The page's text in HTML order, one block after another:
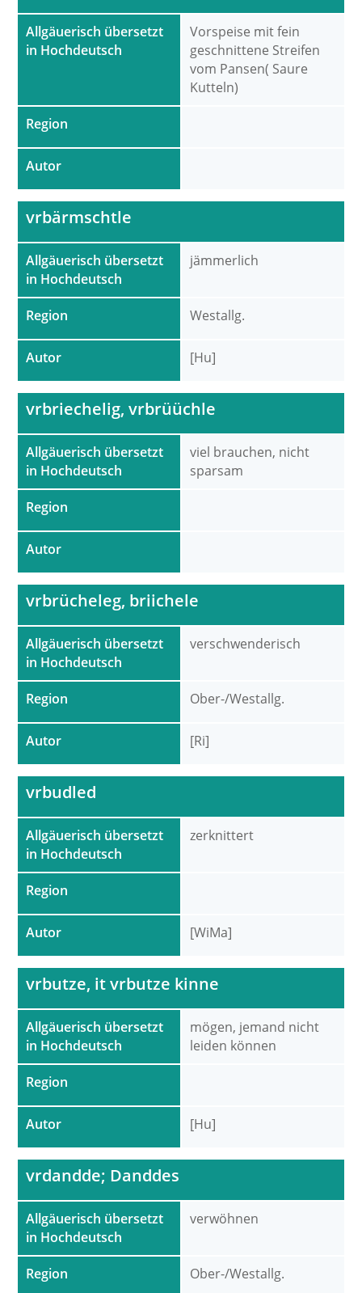
Allgäuerisch übersetzt
in Hochdeutsch
Region
Autor
Vorspeise mit fein
geschnittene Streifen
vom Pansen( Saure
Kutteln)
Allgäuerisch übersetzt
in Hochdeutsch
Region
Autor
vrbärmschtle
jämmerlich
Westallg.
[Hu]
Allgäuerisch übersetzt
in Hochdeutsch
Region
Autor
vrbriechelig, vrbrüüchle
viel brauchen, nicht
sparsam
Allgäuerisch übersetzt
in Hochdeutsch
Region
Autor
vrbrücheleg, briichele
verschwenderisch
Ober-/Westallg.
[Ri]
Allgäuerisch übersetzt
in Hochdeutsch
Region
Autor
vrbudled
zerknittert
[WiMa]
Allgäuerisch übersetzt
in Hochdeutsch
Region
Autor
vrbutze, it vrbutze kinne
mögen, jemand nicht
leiden können
[Hu]
Allgäuerisch übersetzt
in Hochdeutsch
Region
vrdandde; Danddes
verwöhnen
Ober-/Westallg.